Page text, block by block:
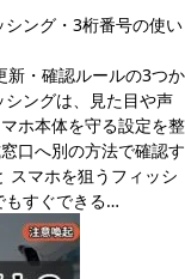
ング・3桁番号の使い
新・確認ルールの3つか
ングは、見た目や声
ホ本体を守る設定を整
口へ別の方法で確認す
スマホを狙うフィッシ
もすぐできる…